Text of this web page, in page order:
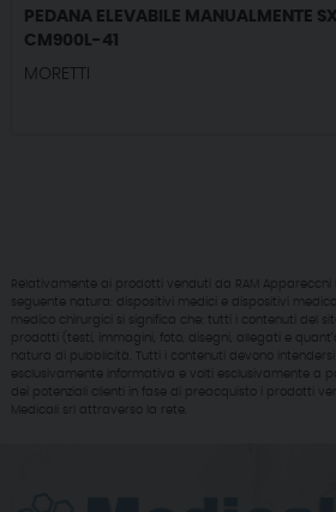
PEDANA ELEVABILE MANUALMENTE
CM900L-41
MORETTI
Relativamente ai prodotti venduti da RAM Apparecchi
seguente natura: dispositivi medici e dispositivi
medico chirurgici si significa che: tutti i contenuti del
prodotti (testi, immagini, foto, disegni, allegati e
natura di pubblicità. Tutti i contenuti devono
esclusivamente informativa e volti esclusivamente a
dei potenziali clienti in fase di preacquisto i prodotti
Medicali srl attraverso la rete.